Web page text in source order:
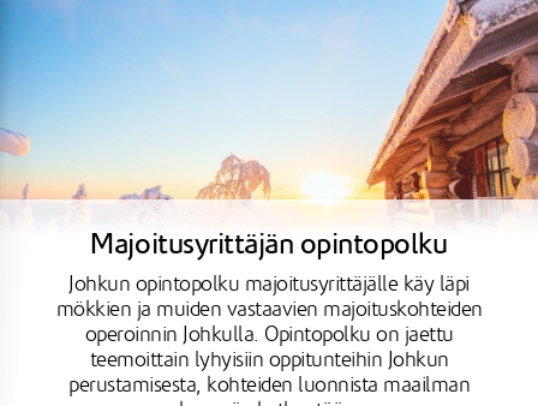
Majoitusyrittäjän opintopolku
Johkun opintopolku majoitusyrittäjälle käy läpi
mökkien ja muiden vastaavien majoituskohteiden
operoinnin Johkulla. Opintopolku on jaettu
teemoittain lyhyisiin oppitunteihin Johkun
perustamisesta, kohteiden luonnista maailman